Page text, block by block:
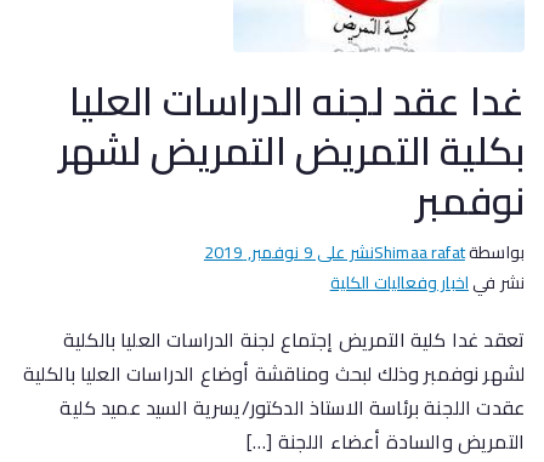
غدا عقد لجنه الدراسات العليا
بكلية التمريض التمريض لشهر
نوفمبر
بواسطةShimaa rafatنشر على9 نوفمبر, 2019
نشر فياخبار وفعاليات الكلية
تعقد غدا كلية التمريض إجتماع لجنة الدراسات العليا بالكلية
لشهر نوفمبر وذلك لبحث ومناقشة أوضاع الدراسات العليا بالكلية
عقدت اللجنة برئاسة الاستاذ الدكتور/يسرية السيد عميد كلية
التمريض والسادة أعضاء اللجنة […]